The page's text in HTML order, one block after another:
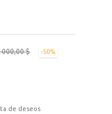
000,00 $ -50%
de deseos